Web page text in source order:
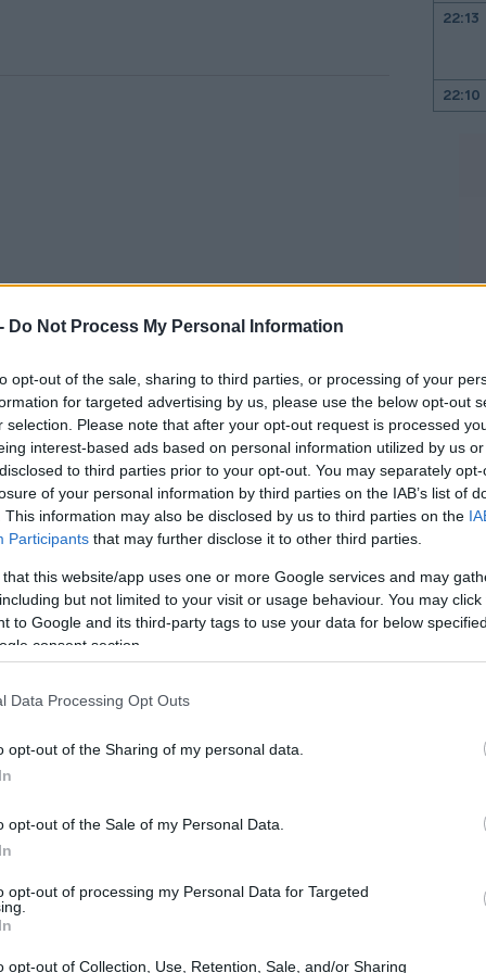
Do Not Process My Personal Information
opt-out of the sale, sharing to third parties, or processing of your
for targeted advertising by us, please use the below opt-out
selection. Please note that after your opt-out request is processed
interest-based ads based on personal information utilized by us
to third parties prior to your opt-out. You may separately
of your personal information by third parties on the IAB’s list of
This information may also be disclosed by us to third parties on the
Participants that may further disclose it to other third parties.
that this website/app uses one or more Google services and may
but not limited to your visit or usage behaviour. You may
to Google and its third-party tags to use your data for below
consent section.
Data Processing Opt Outs
opt-out of the Sharing of my personal data.
opt-out of the Sale of my Personal Data.
opt-out of processing my Personal Data for Targeted
opt-out of Collection, Use, Retention, Sale, and/or Sharing
NORD) με αφορμή και την
και κοινοποίησης κατά MDR (EU)
TUV NORD Cert GmbH 0044,
Ημερίδα στην Αθήνα, με θέμα τις
τις Διαδικασίες Αξιολόγησης
Procedures) και την τρέχουσα
του Κανονισμού.
(TÜV NORD) Medical,
με μακροχρόνια εμπειρία στον
προϊόντων και σχετικών
στελέχη του κέντρου συμμετέχουν
επιτροπές της TÜV NORD Group
την συνεχή ανανέωση της
μέσα στον Όμιλο.
22:13
22:10
21:46
21:27
21:11
21:01